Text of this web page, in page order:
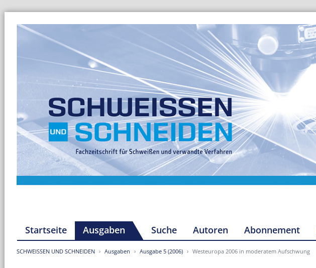
Startseite Ausgaben Suche Autoren Abonnement
SCHWEISSEN UND SCHNEIDEN Ausgaben Ausgabe 5 (2006) Westeuropa 2006 in moderatem Aufschwung